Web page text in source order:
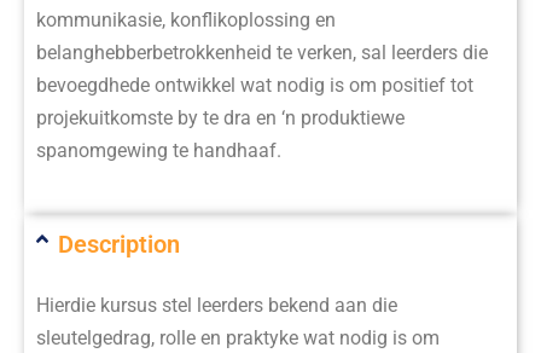
kommunikasie, konflikoplossing en
belanghebberbetrokkenheid te verken, sal leerders die
bevoegdhede ontwikkel wat nodig is om positief tot
projekuitkomste by te dra en ‘n produktiewe
spanomgewing te handhaaf.
Description
Hierdie kursus stel leerders bekend aan die
sleutelgedrag, rolle en praktyke wat nodig is om